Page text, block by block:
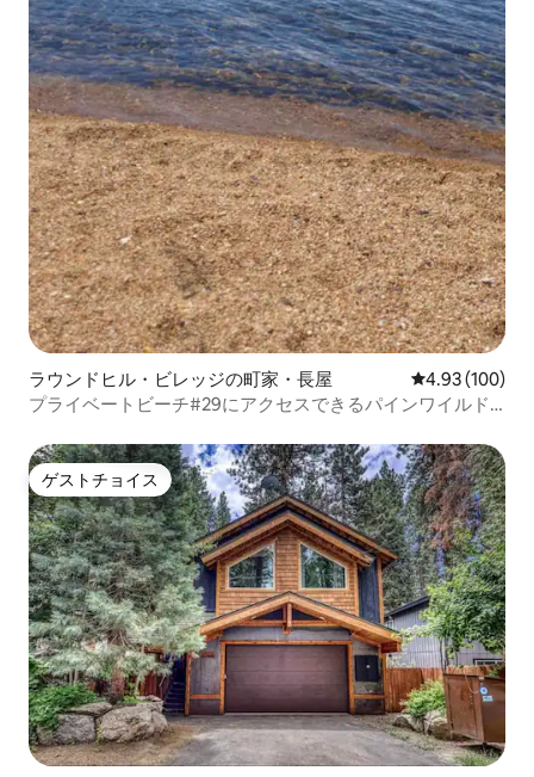
ラウンドヒル・ビレッジの町家・長屋 レビュー100
4.93 (100)
プライベートビーチ#29にアクセスできるパインワイルド
ゲストチョイス
ゲストチョイス